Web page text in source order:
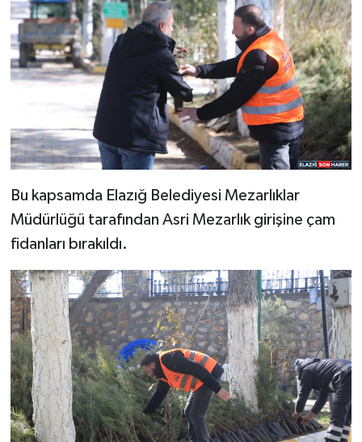
Bu kapsamda Elazığ Belediyesi Mezarlıklar
Müdürlüğü tarafından Asri Mezarlık girişine çam
fidanları bırakıldı.